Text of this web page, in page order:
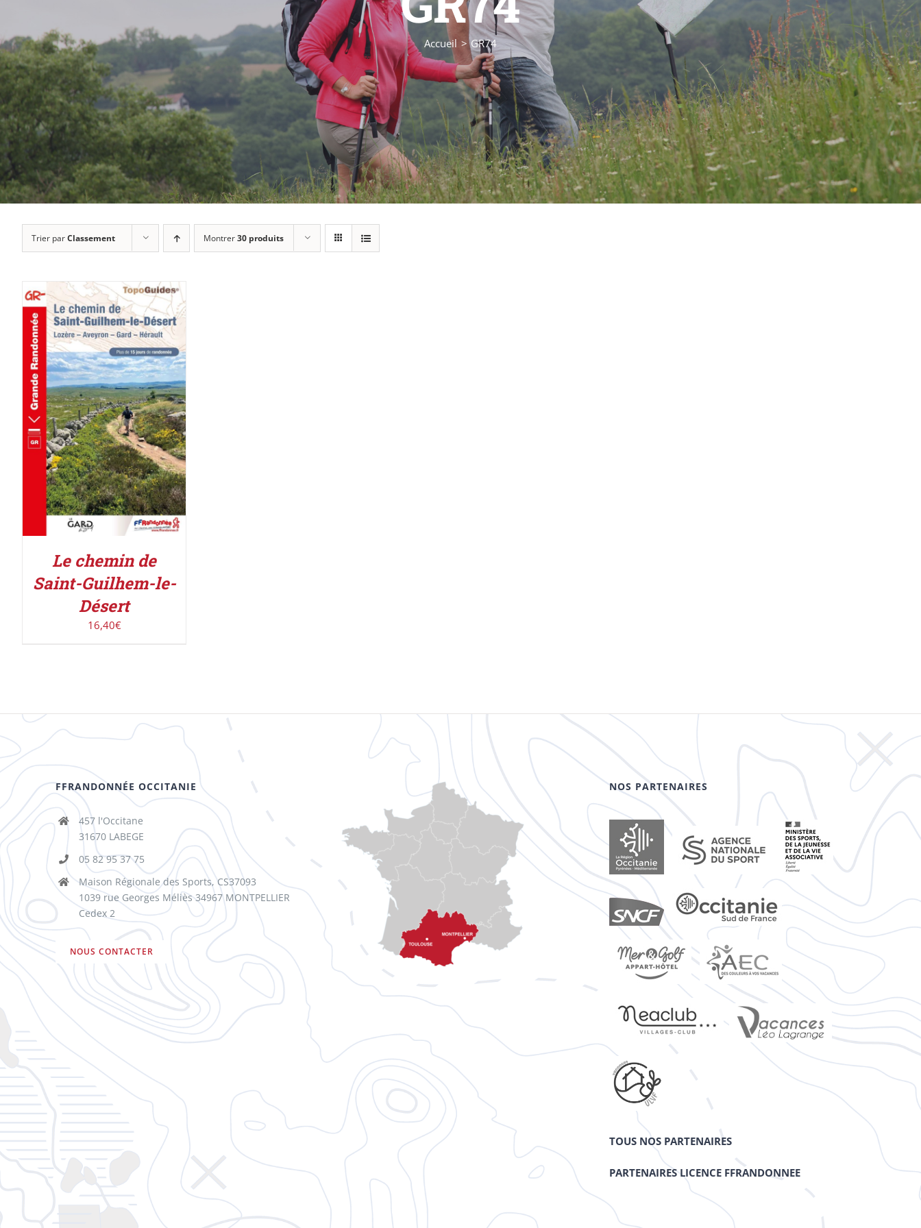
Accueil GR74
Trier parClassement Montrer30 produits
AJOUTER AU PANIER
/
DÉTAILS
Le chemin de
Saint-Guilhem-le-
Désert
16,40€
FFRANDONNÉE OCCITANIE
457 l'Occitane
31670 LABEGE
05 82 95 37 75
Maison Régionale des Sports, CS37093
1039 rue Georges Méliès 34967 MONTPELLIER
Cedex 2
NOUS CONTACTER
NOS PARTENAIRES
TOUS NOS PARTENAIRES
PARTENAIRES LICENCE FFRANDONNEE